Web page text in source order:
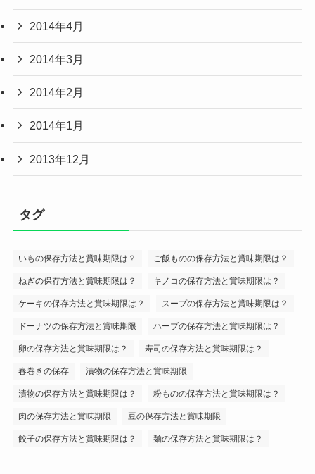
2014年4月
2014年3月
2014年2月
2014年1月
2013年12月
タグ
いもの保存方法と賞味期限は？ ご飯ものの保存方法と賞味期限は？
ねぎの保存方法と賞味期限は？ キノコの保存方法と賞味期限は？
ケーキの保存方法と賞味期限は？ スープの保存方法と賞味期限は？
ドーナツの保存方法と賞味期限 ハーブの保存方法と賞味期限は？
卵の保存方法と賞味期限は？ 寿司の保存方法と賞味期限は？
春巻きの保存 漬物の保存方法と賞味期限
漬物の保存方法と賞味期限は？ 粉ものの保存方法と賞味期限は？
肉の保存方法と賞味期限 豆の保存方法と賞味期限
餃子の保存方法と賞味期限は？ 麺の保存方法と賞味期限は？